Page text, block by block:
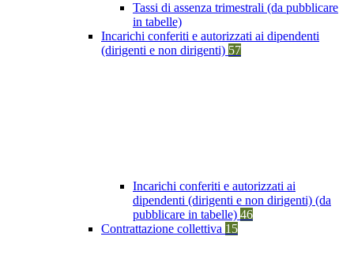
Tassi di assenza trimestrali (da pubblicare
in tabelle)
Incarichi conferiti e autorizzati ai dipendenti
(dirigenti e non dirigenti) 57
Incarichi conferiti e autorizzati ai
dipendenti (dirigenti e non dirigenti) (da
pubblicare in tabelle) 46
Contrattazione collettiva 15